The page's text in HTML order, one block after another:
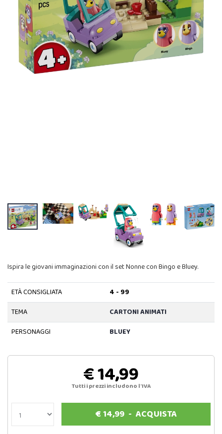
Ispira le giovani immaginazioni con il set Nonne con Bingo e Bluey.
ETÀ CONSIGLIATA
4 - 99
TEMA
CARTONI ANIMATI
PERSONAGGI
BLUEY
€ 14,99
Tutti i prezzi includono l'IVA
€14,99- ACQUISTA